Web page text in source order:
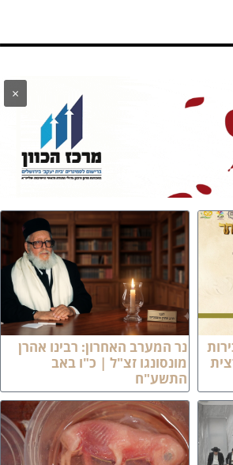
×
נר המערב האחרון: רבינו אהרן
מונסונגו זצ"ל | כ"ו באב
התשע"ח